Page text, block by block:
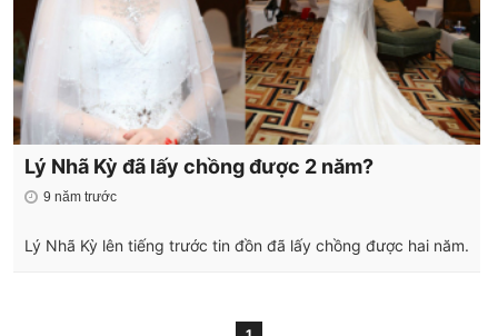
Lý Nhã Kỳ đã lấy chồng được 2 năm?
9 năm trước
Lý Nhã Kỳ lên tiếng trước tin đồn đã lấy chồng được hai năm.